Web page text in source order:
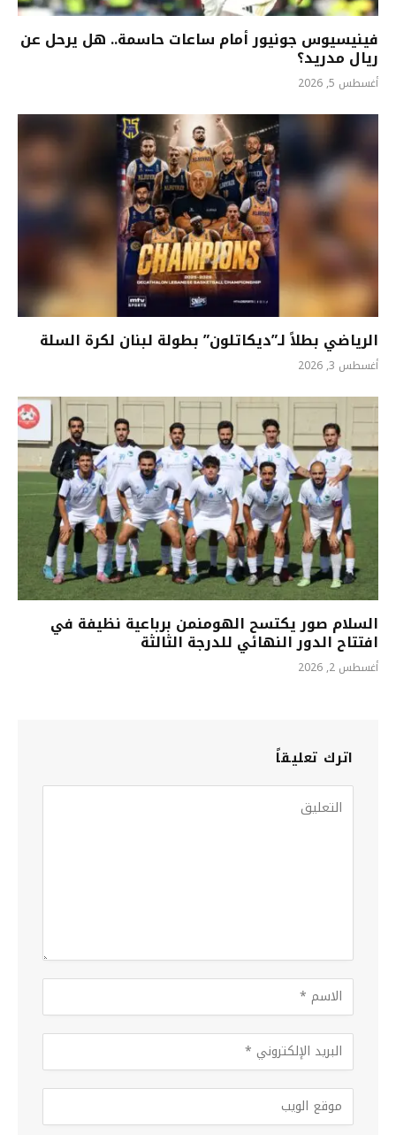
فينيسيوس جونيور أمام ساعات حاسمة.. هل يرحل عن
ريال مدريد؟
أغسطس 5, 2026
الرياضي بطلاً لـ”ديكاتلون” بطولة لبنان لكرة السلة
أغسطس 3, 2026
السلام صور يكتسح الهومنمن برباعية نظيفة في
افتتاح الدور النهائي للدرجة الثالثة
أغسطس 2, 2026
اترك تعليقاً